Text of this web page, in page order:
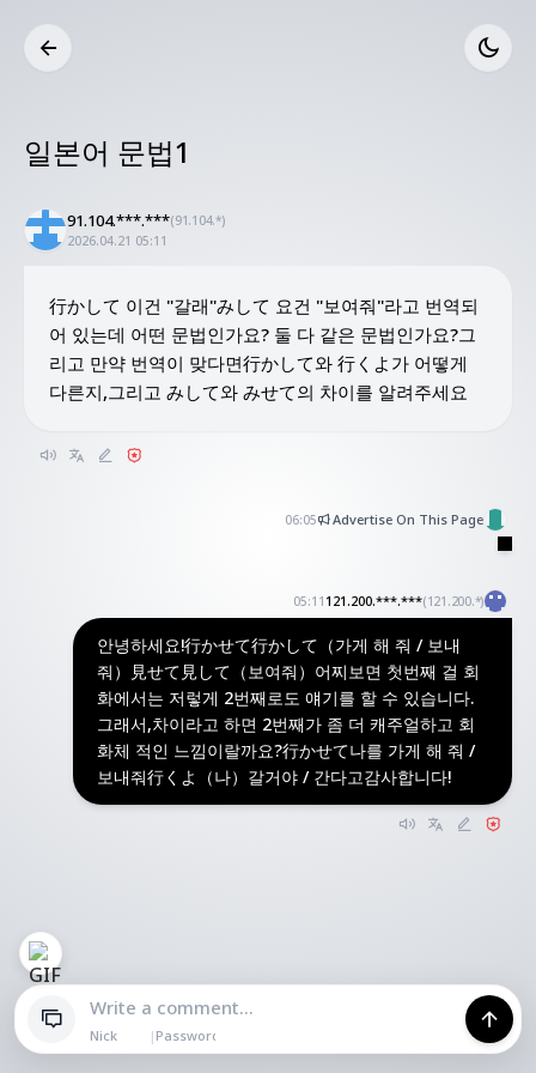
일본어 문법1
91.104.***.***(91.104.*)
2026.04.21 05:11
行かして 이건 "갈래"みして 요건 "보여줘"라고 번역되
어 있는데 어떤 문법인가요? 둘 다 같은 문법인가요?그
리고 만약 번역이 맞다면行かして와 行くよ가 어떻게
다른지,그리고 みして와 みせて의 차이를 알려주세요
06:05 Advertise On This Page
05:11 121.200.***.***(121.200.*)
안녕하세요!​行かせて行かして（가게 해 줘 / 보내
줘）​見せて見して（보여줘）​어찌보면 첫번째 걸 회
화에서는 저렇게 2번째로도 얘기를 할 수 있습니다.​
그래서,차이라고 하면 ​2번째가 좀 더 캐주얼하고 회
화체 적인 느낌이랄까요?​行かせて나를 가게 해 줘 /
보내줘​行くよ（나）갈거야 / 간다고​감사합니다!
|